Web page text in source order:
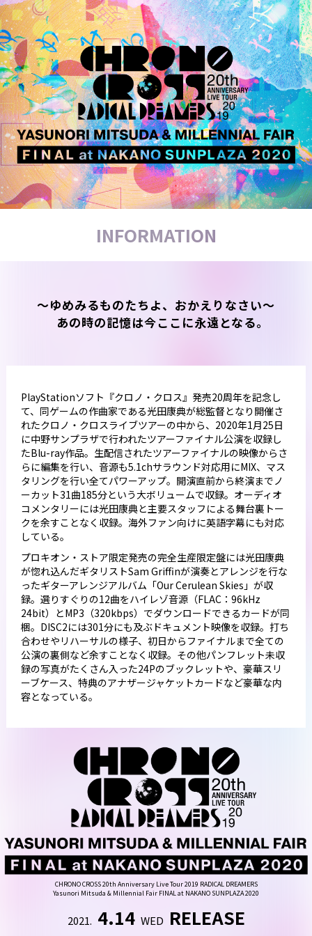
INFORMATION
〜ゆめみるものたちよ、おかえりなさい〜
あの時の記憶は今ここに永遠となる。
PlayStationソフト『クロノ・クロス』発売20周年を記念し
て、同ゲームの作曲家である光田康典が総監督となり開催さ
れたクロノ・クロスライブツアーの中から、2020年1月25日
に中野サンプラザで行われたツアーファイナル公演を収録し
たBlu-ray作品。生配信されたツアーファイナルの映像からさ
らに編集を行い、音源も5.1chサラウンド対応用にMIX、マス
タリングを行い全てパワーアップ。開演直前から終演までノ
ーカット31曲185分という大ボリュームで収録。オーディオ
コメンタリーには光田康典と主要スタッフによる舞台裏トー
クを余すことなく収録。海外ファン向けに英語字幕にも対応
している。
プロキオン・ストア限定発売の完全生産限定盤には光田康典
が惚れ込んだギタリストSam Griffinが演奏とアレンジを行な
ったギターアレンジアルバム「Our Cerulean Skies」が収
録。選りすぐりの12曲をハイレゾ音源（FLAC：96kHz
24bit）とMP3（320kbps）でダウンロードできるカードが同
梱。DISC2には301分にも及ぶドキュメント映像を収録。打ち
合わせやリハーサルの様子、初日からファイナルまで全ての
公演の裏側など余すことなく収録。その他パンフレット未収
録の写真がたくさん入った24Pのブックレットや、豪華スリ
ーブケース、特典のアナザージャケットカードなど豪華な内
容となっている。
CHRONO CROSS 20th Anniversary Live Tour 2019 RADICAL DREAMERS
Yasunori Mitsuda & Millennial Fair FINAL at NAKANO SUNPLAZA 2020
2021. 4.14WED RELEASE